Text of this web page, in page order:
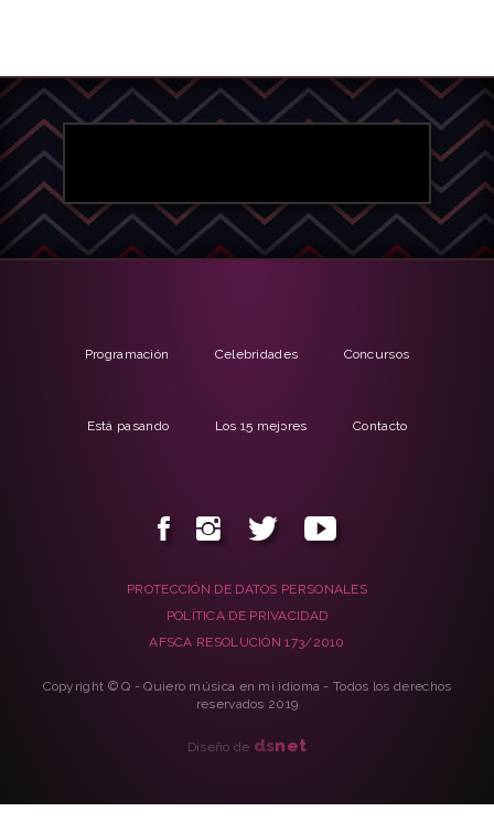
Programación Celebridades Concursos
Está pasando Los 15 mejores Contacto
PROTECCIÓN DE DATOS PERSONALES
POLÍTICA DE PRIVACIDAD
AFSCA RESOLUCIÓN 173/2010
Copyright © Q - Quiero música en mi idioma - Todos los derechos
reservados 2019
Diseño de dsnet